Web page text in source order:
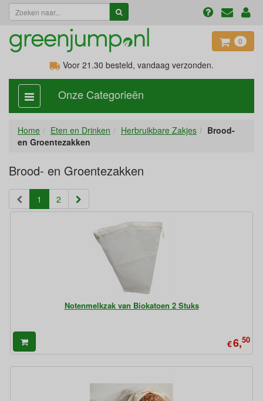
0
Voor 21.30 besteld, vandaag verzonden.
categorie
aan,
Onze Categorieën
Home Eten en Drinken Herbruikbare Zakjes
Brood-
en Groentezakken
Brood- en Groentezakken
1 (current)
2
Notenmelkzak van Biokatoen 2 Stuks
€6,50